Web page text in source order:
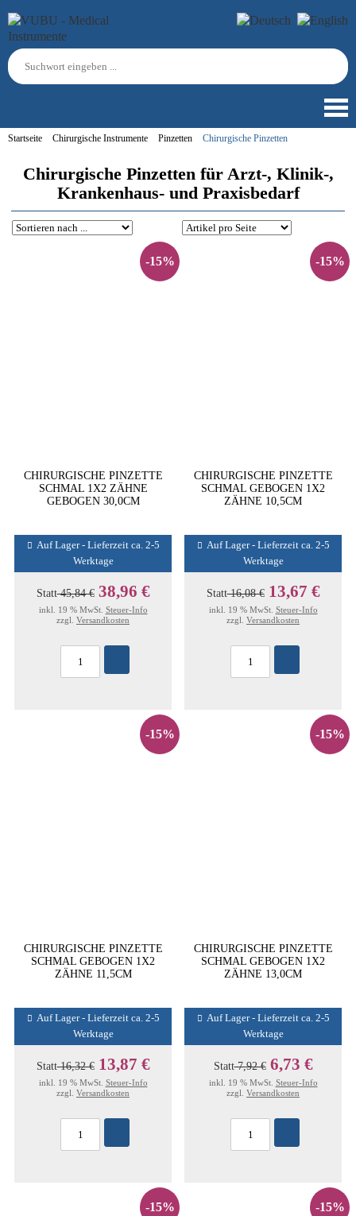
Startseite Chirurgische Instrumente Pinzetten Chirurgische Pinzetten
Chirurgische Pinzetten für Arzt-, Klinik-,
Krankenhaus- und Praxisbedarf
-15%
CHIRURGISCHE PINZETTE
SCHMAL 1X2 ZÄHNE
GEBOGEN 30,0CM
Auf Lager - Lieferzeit ca. 2-5
Werktage
Statt45,84 € 38,96 €
inkl. 19 % MwSt. Steuer-Info
zzgl. Versandkosten
-15%
CHIRURGISCHE PINZETTE
SCHMAL GEBOGEN 1X2
ZÄHNE 10,5CM
Auf Lager - Lieferzeit ca. 2-5
Werktage
Statt16,08 € 13,67 €
inkl. 19 % MwSt. Steuer-Info
zzgl. Versandkosten
-15%
CHIRURGISCHE PINZETTE
SCHMAL GEBOGEN 1X2
ZÄHNE 11,5CM
Auf Lager - Lieferzeit ca. 2-5
Werktage
Statt16,32 € 13,87 €
inkl. 19 % MwSt. Steuer-Info
zzgl. Versandkosten
-15%
CHIRURGISCHE PINZETTE
SCHMAL GEBOGEN 1X2
ZÄHNE 13,0CM
Auf Lager - Lieferzeit ca. 2-5
Werktage
Statt7,92 € 6,73 €
inkl. 19 % MwSt. Steuer-Info
zzgl. Versandkosten
-15% -15%